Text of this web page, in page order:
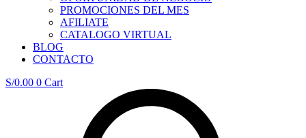
PROMOCIONES DEL MES
AFILIATE
CATALOGO VIRTUAL
BLOG
CONTACTO
S/0.00 0 Cart